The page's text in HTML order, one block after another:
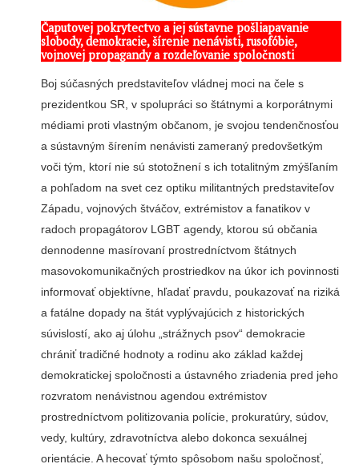
Čaputovej pokrytectvo a jej sústavne pošliapavanie
slobody, demokracie, šírenie nenávisti, rusofóbie,
vojnovej propagandy a rozdeľovanie spoločnosti
Boj súčasných predstaviteľov vládnej moci na čele s
prezidentkou SR, v spolupráci so štátnymi a korporátnymi
médiami proti vlastným občanom, je svojou tendenčnosťou
a sústavným šírením nenávisti zameraný predovšetkým
voči tým, ktorí nie sú stotožnení s ich totalitným zmýšľaním
a pohľadom na svet cez optiku militantných predstaviteľov
Západu, vojnových štváčov, extrémistov a fanatikov v
radoch propagátorov LGBT agendy, ktorou sú občania
dennodenne masírovaní prostredníctvom štátnych
masovokomunikačných prostriedkov na úkor ich povinnosti
informovať objektívne, hľadať pravdu, poukazovať na riziká
a fatálne dopady na štát vyplývajúcich z historických
súvislostí, ako aj úlohu „strážnych psov“ demokracie
chrániť tradičné hodnoty a rodinu ako základ každej
demokratickej spoločnosti a ústavného zriadenia pred jeho
rozvratom nenávistnou agendou extrémistov
prostredníctvom politizovania polície, prokuratúry, súdov,
vedy, kultúry, zdravotníctva alebo dokonca sexuálnej
orientácie. A hecovať týmto spôsobom našu spoločnosť,